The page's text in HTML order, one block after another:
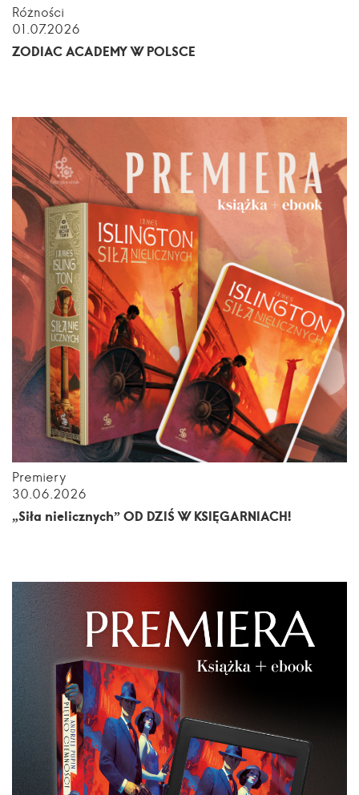
Różności
01.07.2026
ZODIAC ACADEMY W POLSCE
Premiery
30.06.2026
„Siła nielicznych” OD DZIŚ W KSIĘGARNIACH!